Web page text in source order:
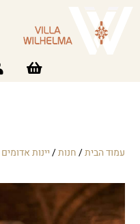
עמוד הבית/חנות/יינות אדומים